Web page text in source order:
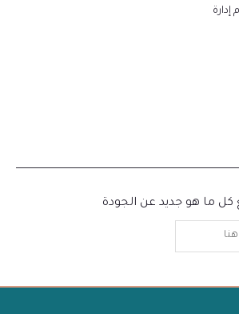
إدارة
كل ما هو جديد عن الجودة